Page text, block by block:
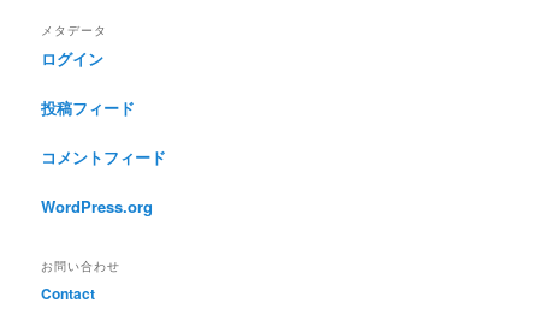
メタデータ
ログイン
投稿フィード
コメントフィード
WordPress.org
お問い合わせ
Contact